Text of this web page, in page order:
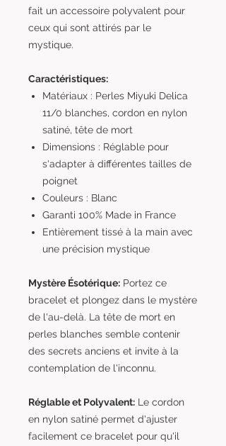
fait un accessoire polyvalent pour
ceux qui sont attirés par le
mystique.
Caractéristiques:
Matériaux : Perles Miyuki Delica
11/0 blanches, cordon en nylon
satiné, tête de mort
Dimensions : Réglable pour
s'adapter à différentes tailles de
poignet
Couleurs : Blanc
Garanti 100% Made in France
Entièrement tissé à la main avec
une précision mystique
Mystère Ésotérique: Portez ce
bracelet et plongez dans le mystère
de l'au-delà. La tête de mort en
perles blanches semble contenir
des secrets anciens et invite à la
contemplation de l'inconnu.
Réglable et Polyvalent: Le cordon
en nylon satiné permet d'ajuster
facilement ce bracelet pour qu'il